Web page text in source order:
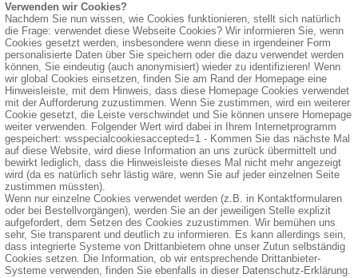
Verwenden wir Cookies?
Nachdem Sie nun wissen, wie Cookies funktionieren, stellt sich natürlich
die Frage: verwendet diese Webseite Cookies? Wir informieren Sie, wenn
Cookies gesetzt werden, insbesondere wenn diese in irgendeiner Form
personalisierte Daten über Sie speichern oder die dazu verwendet werden
können, Sie eindeutig (auch anonymisiert) wieder zu identifizieren! Wenn
wir global Cookies einsetzen, finden Sie am Rand der Homepage eine
Hinweisleiste, mit dem Hinweis, dass diese Homepage Cookies verwendet
mit der Aufforderung zuzustimmen. Wenn Sie zustimmen, wird ein weiterer
Cookie gesetzt, die Leiste verschwindet und Sie können unsere Homepage
weiter verwenden. Folgender Wert wird dabei in Ihrem Internetprogramm
gespeichert: wsspecialcookiesaccepted=1 - Kommen Sie das nächste Mal
auf diese Website, wird diese Information an uns zurück übermittelt und
bewirkt lediglich, dass die Hinweisleiste dieses Mal nicht mehr angezeigt
wird (da es natürlich sehr lästig wäre, wenn Sie auf jeder einzelnen Seite
zustimmen müssten).
Wenn nur einzelne Cookies verwendet werden (z.B. in Kontaktformularen
oder bei Bestellvorgängen), werden Sie an der jeweiligen Stelle explizit
aufgefordert, dem Setzen des Cookies zuzustimmen. Wir bemühen uns
sehr, Sie transparent und deutlich zu informieren. Es kann allerdings sein,
dass integrierte Systeme von Drittanbietern ohne unser Zutun selbständig
Cookies setzen. Die Information, ob wir entsprechende Drittanbieter-
Systeme verwenden, finden Sie ebenfalls in dieser Datenschutz-Erklärung.